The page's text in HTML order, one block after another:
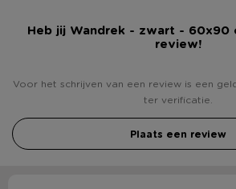
Heb jij Wandrek - zwart - 60x90
review!
Voor het schrijven van een review is een
ter verificatie.
Plaats een review